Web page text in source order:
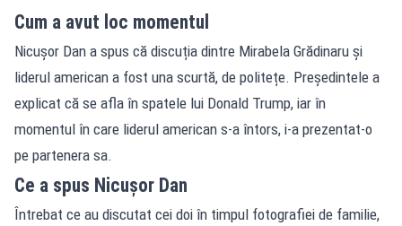
Cum a avut loc momentul
Nicușor Dan a spus că discuția dintre Mirabela Grădinaru și
liderul american a fost una scurtă, de politețe. Președintele a
explicat că se afla în spatele lui Donald Trump, iar în
momentul în care liderul american s-a întors, i-a prezentat-o
pe partenera sa.
Ce a spus Nicușor Dan
Întrebat ce au discutat cei doi în timpul fotografiei de familie,